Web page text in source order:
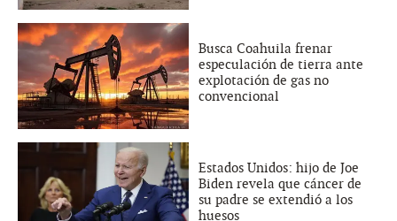
Busca Coahuila frenar
especulación de tierra ante
explotación de gas no
convencional
Estados Unidos: hijo de Joe
Biden revela que cáncer de
su padre se extendió a los
huesos